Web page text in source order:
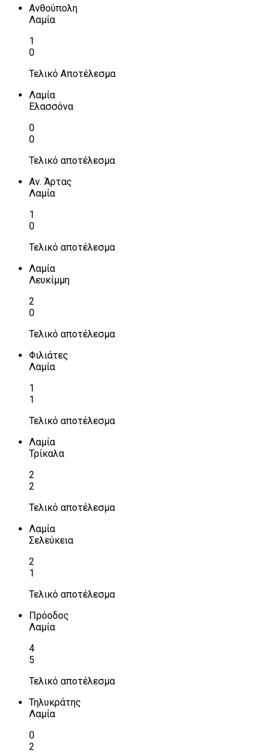
Ανθούπολη
Λαμία
1
0
Τελικό Αποτέλεσμα
Λαμία
Ελασσόνα
0
0
Τελικό αποτέλεσμα
Αν. Άρτας
Λαμία
1
0
Τελικό αποτέλεσμα
Λαμία
Λευκίμμη
2
0
Τελικό αποτέλεσμα
Φιλιάτες
Λαμία
1
1
Τελικό αποτέλεσμα
Λαμία
Τρίκαλα
2
2
Τελικό αποτέλεσμα
Λαμία
Σελεύκεια
2
1
Τελικό αποτέλεσμα
Πρόοδος
Λαμία
4
5
Τελικό αποτέλεσμα
Τηλυκράτης
Λαμία
0
2